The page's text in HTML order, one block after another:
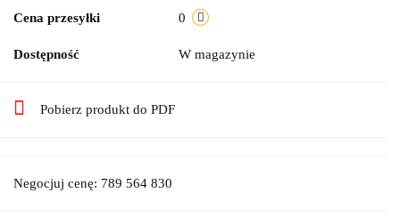
Cena przesyłki 0
Dostępność W magazynie
Pobierz produkt do PDF
Negocjuj cenę: 789 564 830